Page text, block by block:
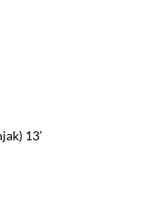
13’